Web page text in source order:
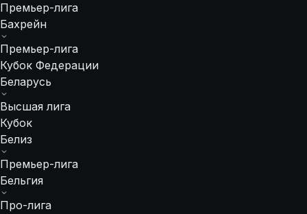
Премьер-лига
Бахрейн
Премьер-лига
Кубок Федерации
Беларусь
Высшая лига
Кубок
Белиз
Премьер-лига
Бельгия
Про-лига